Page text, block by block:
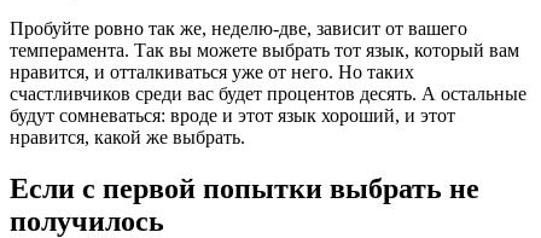
Пробуйте ровно так же, неделю-две, зависит от вашего
темперамента. Так вы можете выбрать тот язык, который вам
нравится, и отталкиваться уже от него. Но таких
счастливчиков среди вас будет процентов десять. А остальные
будут сомневаться: вроде и этот язык хороший, и этот
нравится, какой же выбрать.
Если с первой попытки выбрать не
получилось